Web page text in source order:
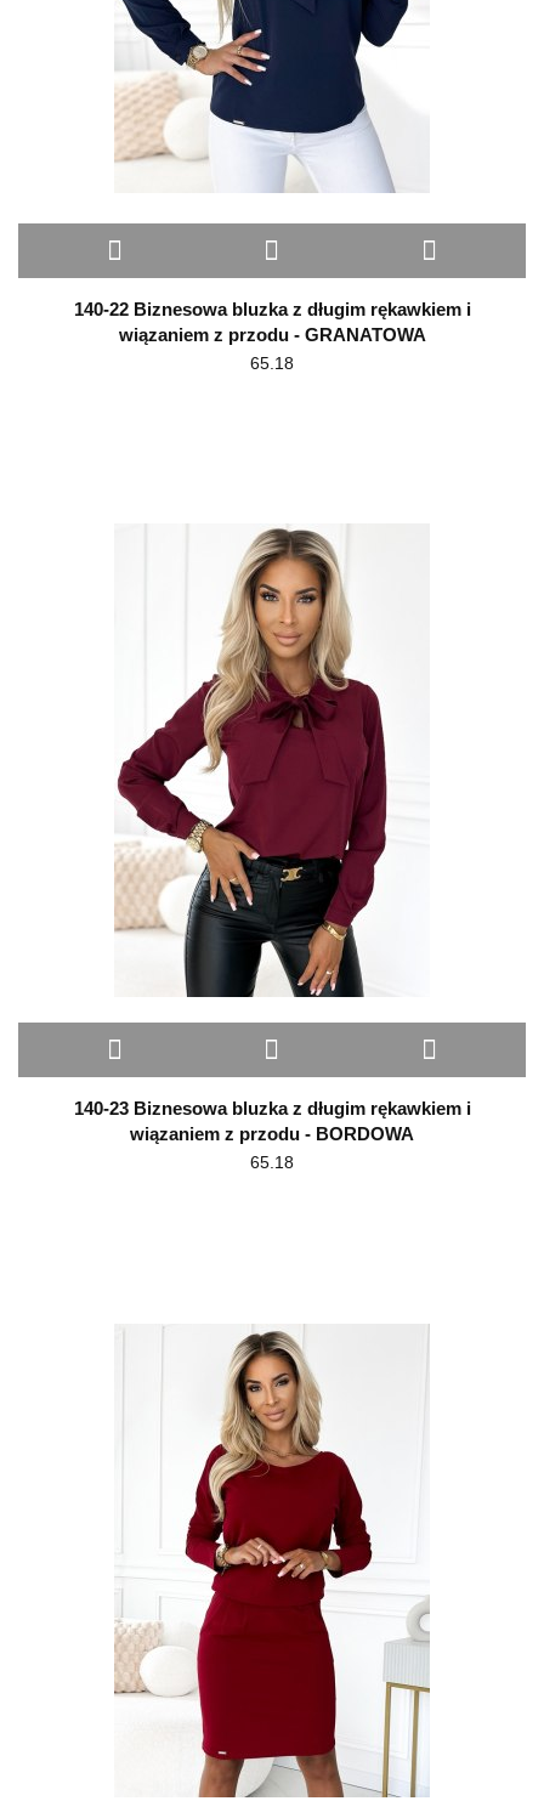
140-22 Biznesowa bluzka z długim rękawkiem i
wiązaniem z przodu - GRANATOWA
65.18
140-23 Biznesowa bluzka z długim rękawkiem i
wiązaniem z przodu - BORDOWA
65.18